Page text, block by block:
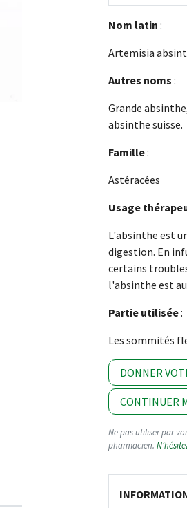
Nom latin :
Artemisia
Autres noms :
Grande
absinthe suisse.
Famille:
Astéracées
Usage
L'absinthe est
digestion. En
certains
l'absinthe est
Partie utilisée:
Les sommités
DONNER
CONTINUER
Ne pas utiliser par
pharmacien.